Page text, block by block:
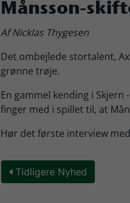
Månsson-
Af Nicklas Thygesen
Det ombejlede stortalent,
grønne trøje.
En gammel kending i Skjern
finger med i spillet til, at
Hør det første interview
Tidligere Nyhed